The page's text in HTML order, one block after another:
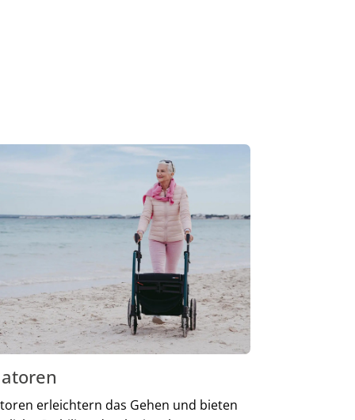
erleichtern das Gehen und bieten